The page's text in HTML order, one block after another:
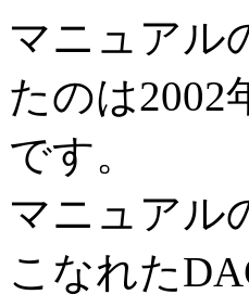
マニュアル
たのは2002
です。
マニュアル
こなれた